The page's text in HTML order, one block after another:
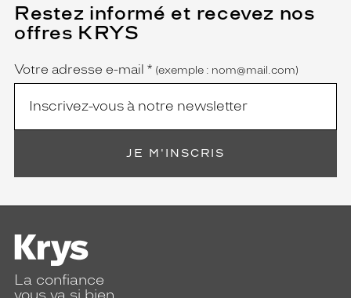
Restez informé et recevez nos
offres KRYS
Name
Votre adresse e-mail *
(Ce
champ
est
obligatoire)
(exemple : nom@mail.com)
JE M'INSCRIS
La confiance